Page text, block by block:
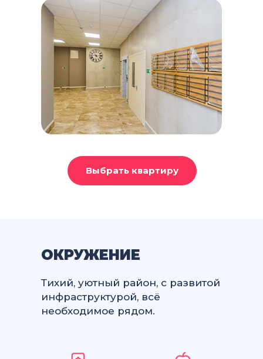
Выбрать квартиру
ОКРУЖЕНИЕ
Тихий, уютный район, с развитой
инфраструктурой, всё
необходимое рядом.